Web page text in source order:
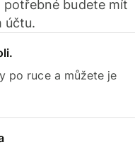
budete mít
účtu.
po ruce a můžete je